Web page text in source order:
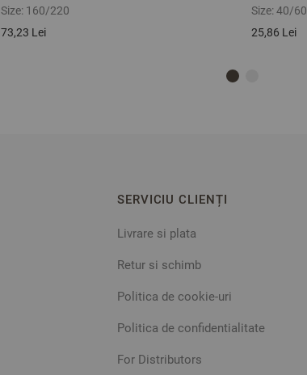
Size: 160/220
73,23 Lei
Size:40/60
25,86 Lei
SERVICIU CLIENȚI
Livrare si plata
Retur si schimb
Politica de cookie-uri
Politica de confidentialitate
For Distributors